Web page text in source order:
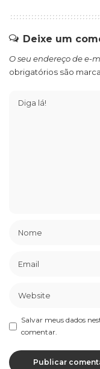
Deixe um
O seu endereço de e-
obrigatórios são
Salvar meus dados
comentar.